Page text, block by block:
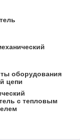
оборудования
цепи
с тепловым